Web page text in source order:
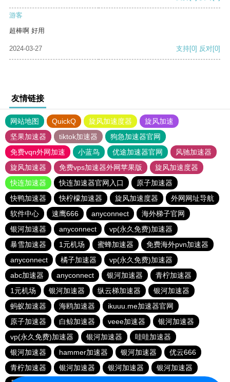
游客
超棒啊 好用
2024-03-27 支持[0] 反对[0]
友情链接
网站地图 QuickQ 旋风加速度器
旋风加速
坚果加速器
tiktok加速器
狗急加速器官网
免费vqn外网加速
小蓝鸟 优途加速器官网
风驰加速器
旋风加速器
免费vps加速器外网苹果版
旋风加速度器
快连加速器
快连加速器官网入口
原子加速器
快鸭加速器
快柠檬加速器 旋风加速度器
外网网址导航
软件中心
速鹰666 anyconnect
海外梯子官网
银河加速器
anyconnect
vp(永久免费)加速器
暴雪加速器
1元机场 蜜蜂加速器
免费海外pvn加速器
anyconnect
橘子加速器
vp(永久免费)加速器
abc加速器
anyconnect 银河加速器
青柠加速器
1元机场
银河加速器 纵云梯加速器
银河加速器
蚂蚁加速器
海鸥加速器
ikuuu.me加速器官网
原子加速器
白鲸加速器 veee加速器
银河加速器
vp(永久免费)加速器
银河加速器
哇哇加速器
银河加速器
hammer加速器 银河加速器
优云666
青柠加速器
银河加速器 银河加速器
银河加速器